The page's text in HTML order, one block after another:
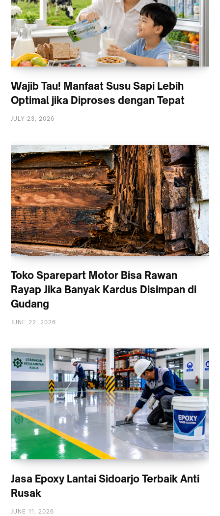
Wajib Tau! Manfaat Susu Sapi Lebih
Optimal jika Diproses dengan Tepat
JULY 23, 2026
Toko Sparepart Motor Bisa Rawan
Rayap Jika Banyak Kardus Disimpan di
Gudang
JUNE 22, 2026
Jasa Epoxy Lantai Sidoarjo Terbaik Anti
Rusak
JUNE 11, 2026